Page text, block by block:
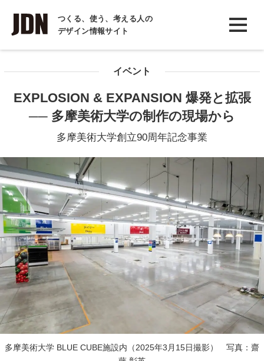
つくる、使う、考える人の
デザイン情報サイト
INTERVIEW
インタビュー
COLUMN
イベント
EXPLOSION & EXPANSION 爆発と拡張
── 多摩美術大学の制作の現場から
多摩美術大学創立90周年記念事業
多摩美術大学 BLUE CUBE施設内（2025年3月15日撮影） 写真：齋